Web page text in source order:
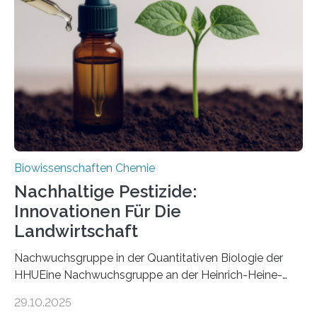
Art einer neuen Gattung beschrieben werden und trägt
nun den Namen Cretosabethes primaevus. Dieser erste
fossile Nachweis einer Stechmückenlarve in Bernstein
stellt gleichzeitig den ersten Fossilfund einer
Mückenlarve aus dem Mesozoikum dar, denn…
Biowissenschaften Chemie
Nachhaltige Pestizide:
Innovationen Für Die
Landwirtschaft
Nachwuchsgruppe in der Quantitativen Biologie der
HHUEine Nachwuchsgruppe an der Heinrich-Heine-
fünf Jahren erforschen, wie Bakterien auf
29.10.2025